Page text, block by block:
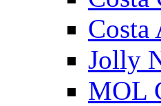
Costa
Jolly
MOL